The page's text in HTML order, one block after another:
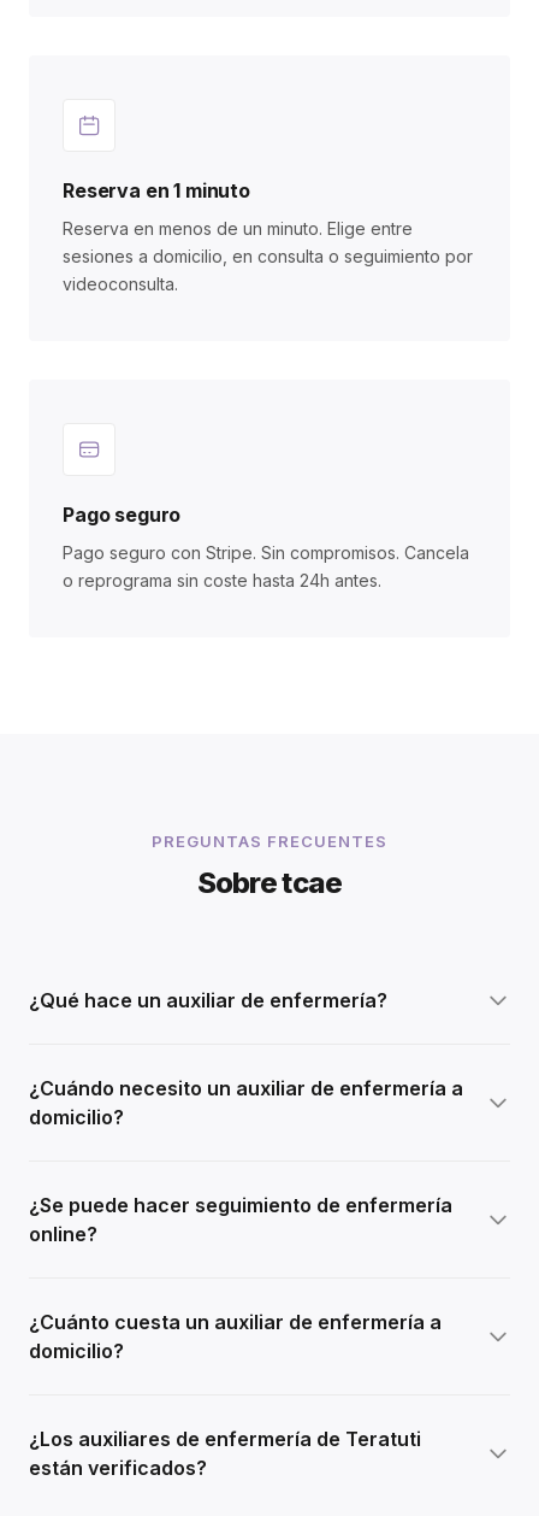
Reserva en 1 minuto
Reserva en menos de un minuto. Elige entre
sesiones a domicilio, en consulta o seguimiento por
videoconsulta.
Pago seguro
Pago seguro con Stripe. Sin compromisos. Cancela
o reprograma sin coste hasta 24h antes.
PREGUNTAS FRECUENTES
Sobre tcae
¿Qué hace un auxiliar de enfermería?
¿Cuándo necesito un auxiliar de enfermería a
domicilio?
¿Se puede hacer seguimiento de enfermería
online?
¿Cuánto cuesta un auxiliar de enfermería a
domicilio?
¿Los auxiliares de enfermería de Teratuti
están verificados?